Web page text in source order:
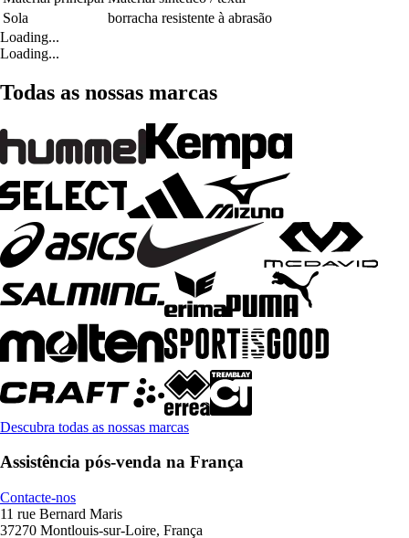
Sola
borracha resistente à abrasão
Loading...
Loading...
Todas as nossas marcas
Descubra todas as nossas marcas
Assistência pós-venda na França
Contacte-nos
11 rue Bernard Maris
37270 Montlouis-sur-Loire, França